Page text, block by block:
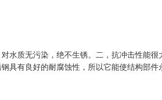
水质无污染，绝不生锈。二，抗冲击性能
具有良好的耐腐蚀性，所以它能使结构部